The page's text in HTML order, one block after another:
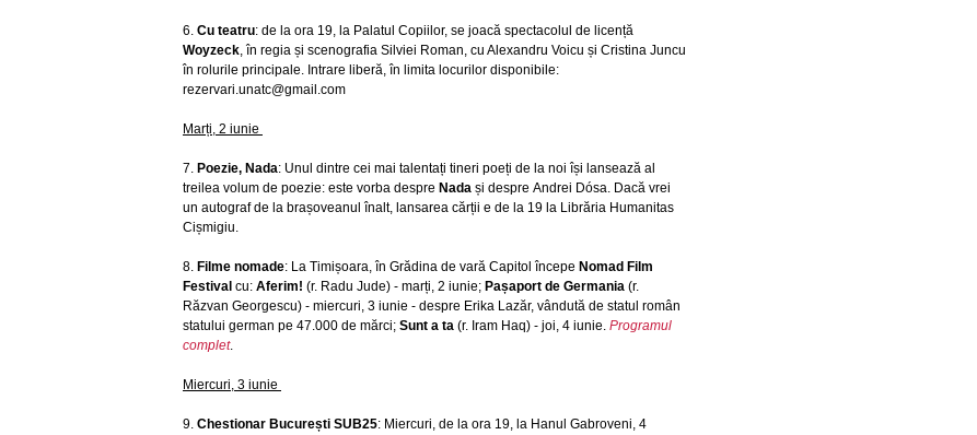
6. Cu teatru: de la ora 19, la Palatul Copiilor, se joacă spectacolul de licență
Woyzeck, în regia și scenografia Silviei Roman, cu Alexandru Voicu și Cristina Juncu
în rolurile principale. Intrare liberă, în limita locurilor disponibile:
rezervari.unatc@gmail.com
Marți, 2 iunie
7. Poezie, Nada: Unul dintre cei mai talentați tineri poeți de la noi își lansează al
treilea volum de poezie: este vorba despre Nada și despre Andrei Dósa. Dacă vrei
un autograf de la brașoveanul înalt, lansarea cărții e de la 19 la Librăria Humanitas
Cișmigiu.
8. Filme nomade: La Timișoara, în Grădina de vară Capitol începe Nomad Film
Festival cu: Aferim! (r. Radu Jude) - marți, 2 iunie; Pașaport de Germania (r.
Răzvan Georgescu) - miercuri, 3 iunie - despre Erika Lazăr, vândută de statul român
statului german pe 47.000 de mărci; Sunt a ta (r. Iram Haq) - joi, 4 iunie. Programul
complet.
Miercuri, 3 iunie
9. Chestionar București SUB25: Miercuri, de la ora 19, la Hanul Gabroveni, 4